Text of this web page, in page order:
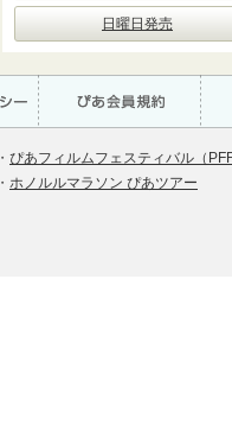
日曜日発売
・ ぴあフィルムフェスティバル（
・ ホノルルマラソン ぴあツアー